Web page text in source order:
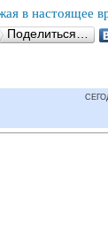
в настоящее
Поделиться…